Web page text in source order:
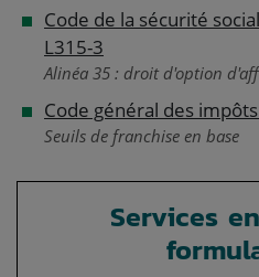
Code de la sécurité
L315-3
Alinéa 35 : droit d'option
Code général des
Seuils de franchise en base
Services